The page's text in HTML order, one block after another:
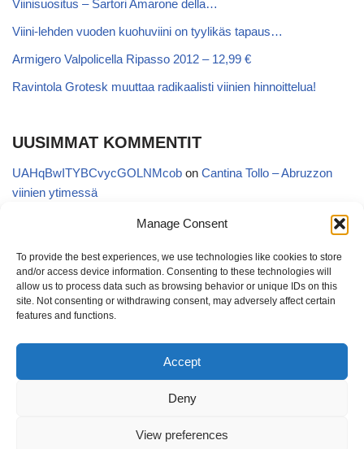
Manage Consent
To provide the best experiences, we use technologies like cookies to store
and/or access device information. Consenting to these technologies will
allow us to process data such as browsing behavior or unique IDs on this
site. Not consenting or withdrawing consent, may adversely affect certain
features and functions.
Accept
Deny
View preferences
Viinisuositus – Sartori Amarone della…
Viini-lehden vuoden kuohuviini on tyylikäs tapaus…
Armigero Valpolicella Ripasso 2012 – 12,99 €
Ravintola Grotesk muuttaa radikaalisti viinien hinnoittelua!
UUSIMMAT KOMMENTIT
UAHqBwITYBCvycGOLNMcob on Cantina Tollo – Abruzzon
viinien ytimessä
EgVGGttRTxKfbqUaWNglbonCantina Tollo – Abruzzon viinien
AnonymousonKyläviini Riojasta – Ortega Ezquerro Vino de
Tudelilla Crianza 2018 (Alko 14,88 €)
CopatintoonKyläviini Riojasta – Ortega Ezquerro Vino de
Kyläviini Riojasta – Ortega Ezquerro
Vino de Tudelilla Crianza 2018 (Alko 14,88 €)